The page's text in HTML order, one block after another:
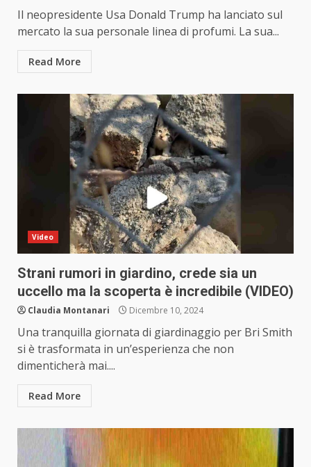
Il neopresidente Usa Donald Trump ha lanciato sul
mercato la sua personale linea di profumi. La sua...
Read More
Video
Strani rumori in giardino, crede sia un
uccello ma la scoperta è incredibile (VIDEO)
Claudia Montanari Dicembre 10, 2024
Una tranquilla giornata di giardinaggio per Bri Smith
si è trasformata in un’esperienza che non
dimenticherà mai....
Read More